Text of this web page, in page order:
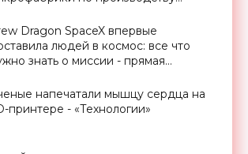
Dragon SpaceX впервые
людей в космос: все что
знать о миссии - прямая
напечатали мышцу сердца на
принтере - «Технологии»